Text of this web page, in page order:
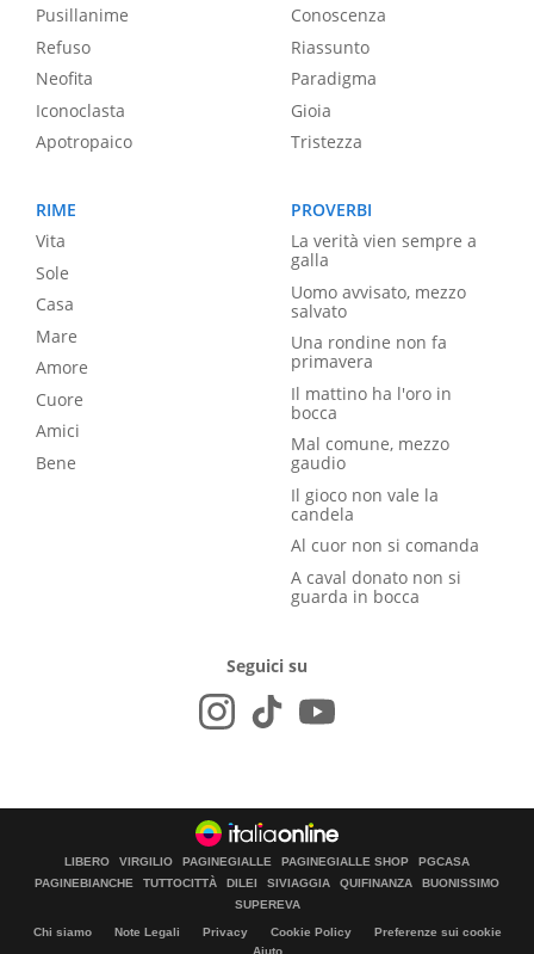
Pusillanime
Refuso
Neofita
Iconoclasta
Apotropaico
Conoscenza
Riassunto
Paradigma
Gioia
Tristezza
RIME
Vita
Sole
Casa
Mare
Amore
Cuore
Amici
Bene
PROVERBI
La verità vien sempre a
galla
Uomo avvisato, mezzo
salvato
Una rondine non fa
primavera
Il mattino ha l'oro in
bocca
Mal comune, mezzo
gaudio
Il gioco non vale la
candela
Al cuor non si comanda
A caval donato non si
guarda in bocca
Seguici su
LIBERO VIRGILIO PAGINEGIALLE PAGINEGIALLE SHOP
PGCASA
PAGINEBIANCHE
TUTTOCITTÀ DILEI SIVIAGGIA QUIFINANZA
BUONISSIMO
SUPEREVA
Chi siamo Note Legali Privacy Cookie Policy
Preferenze sui cookie